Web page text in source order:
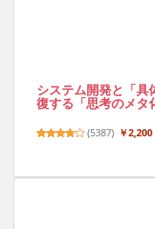
システム開発と「具
復する「思考のメタ
(5387) ￥2,200